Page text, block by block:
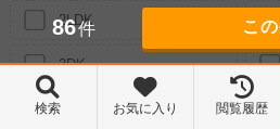
2LDK
3DK
4K
86件
検索 お気に入り 閲覧履歴